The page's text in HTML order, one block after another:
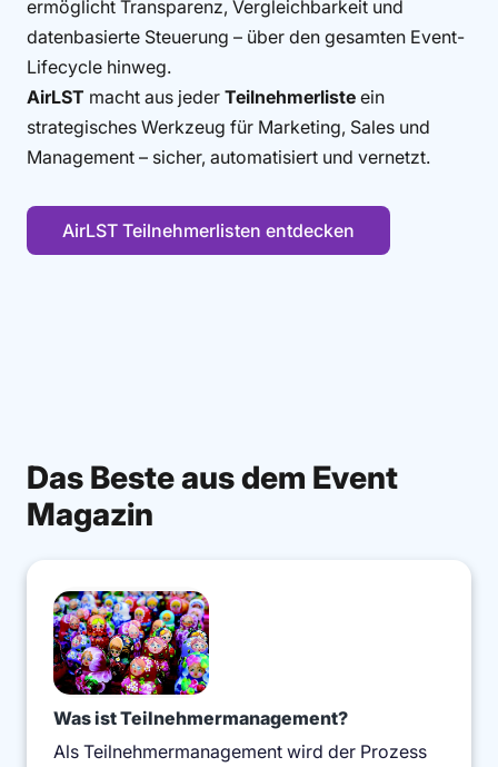
ermöglicht Transparenz, Vergleichbarkeit und
datenbasierte Steuerung – über den gesamten Event-
Lifecycle hinweg.
AirLST macht aus jeder Teilnehmerliste ein
strategisches Werkzeug für Marketing, Sales und
Management – sicher, automatisiert und vernetzt.
AirLST Teilnehmerlisten entdecken
Das Beste aus dem Event
Magazin
Was ist Teilnehmermanagement?
Als Teilnehmermanagement wird der Prozess